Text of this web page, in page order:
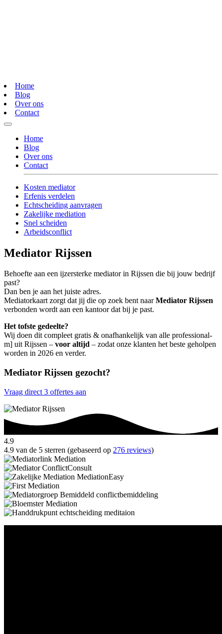
Home
Blog
Over ons
Contact
Home
Blog
Over ons
Contact
Kosten mediator
Erfenis verdelen
Echtscheiding aanvragen
Zakelijke mediation
Snel scheiden
Arbeidsconflict
Mediator Rijssen
Behoefte aan een ijzersterke mediator in Rijssen die bij jouw bedrijf
past?
Dan ben je aan het juiste adres.
Mediatorkaart zorgt dat jij die op zoek bent naarMediator Rijssen
verbonden wordt aan een kantoor dat bij je past.
Het tofste gedeelte?
Wij doen dit compleet gratis & onafhankelijk van alle professional-
m] uit Rijssen – voor altijd – zodat onze klanten het beste geholpen
worden in 2026 en verder.
Mediator Rijssen gezocht?
Vraag direct 3 offertes aan
4.9
4.9 van de 5 sterren (gebaseerd op 276 reviews)